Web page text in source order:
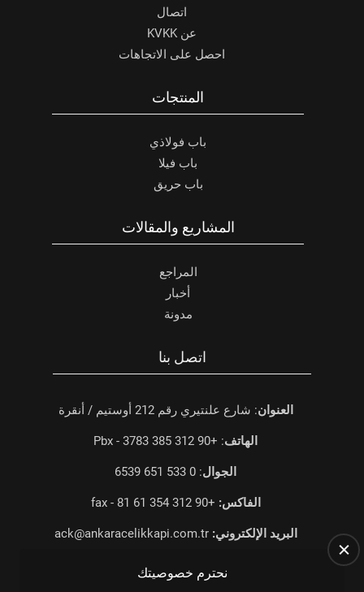
اتصال
عن KVKK
احصل على الاتجاهات
المنتجات
باب فولاذي
باب فيلا
باب حريق
المشاريع والمقالات
المراجع
أخبار
مدونة
اتصل بنا
العنوان: شارع علنتيري رقم 212 أوستيم / أنقرة
الهاتف: +90 312 385 3783 - Pbx
الجوال: 0 533 651 6539
الفاكس: +90 312 354 61 81 - fax
البريد الإلكتروني: ack@ankaracelikkapi.com.tr
نحترم خصوصيتك